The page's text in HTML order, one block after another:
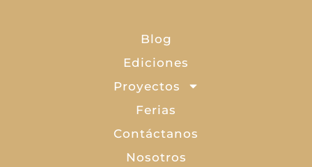
Blog
Ediciones
Proyectos
Ferias
Contáctanos
Nosotros